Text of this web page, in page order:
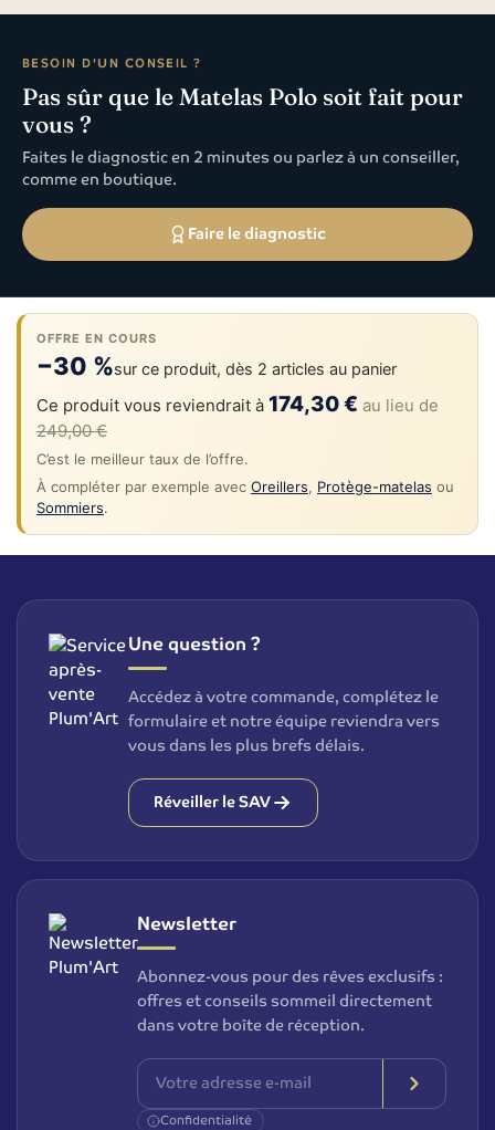
BESOIN D'UN CONSEIL ?
Pas sûr que le Matelas Polo soit fait pour
vous ?
Faites le diagnostic en 2 minutes ou parlez à un conseiller,
comme en boutique.
Faire le diagnostic
OFFRE EN COURS
−30 %sur ce produit, dès 2 articles au panier
Ce produit vous reviendrait à 174,30 € au lieu de
249,00 €
C’est le meilleur taux de l’offre.
À compléter par exemple avec Oreillers, Protège-matelas ou
Sommiers.
Une question ?
Accédez à votre commande, complétez le
formulaire et notre équipe reviendra vers
vous dans les plus brefs délais.
Réveiller le SAV
Newsletter
Abonnez-vous pour des rêves exclusifs :
offres et conseils sommeil directement
dans votre boîte de réception.
Confidentialité